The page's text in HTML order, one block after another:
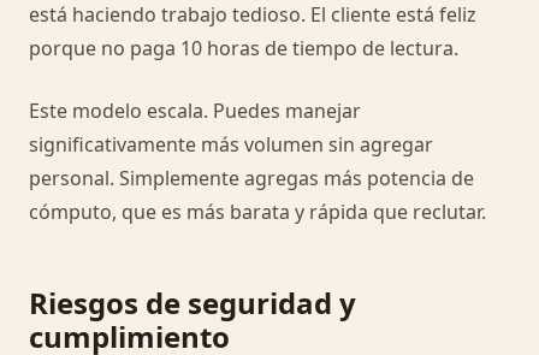
está haciendo trabajo tedioso. El cliente está feliz
porque no paga 10 horas de tiempo de lectura.
Este modelo escala. Puedes manejar
significativamente más volumen sin agregar
personal. Simplemente agregas más potencia de
cómputo, que es más barata y rápida que reclutar.
Riesgos de seguridad y
cumplimiento